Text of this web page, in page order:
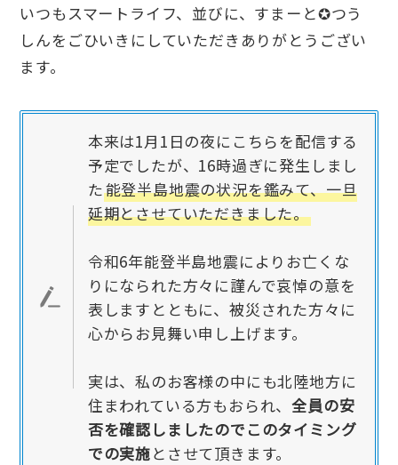
いつもスマートライフ、並びに、すまーと✪つう
しんをごひいきにしていただきありがとうござい
ます。
本来は1月1日の夜にこちらを配信する
予定でしたが、16時過ぎに発生しまし
た能登半島地震の状況を鑑みて、一旦
延期とさせていただきました。
令和6年能登半島地震によりお亡くな
りになられた方々に謹んで哀悼の意を
表しますとともに、被災された方々に
心からお見舞い申し上げます。
実は、私のお客様の中にも北陸地方に
住まわれている方もおられ、全員の安
否を確認しましたのでこのタイミング
での実施とさせて頂きます。